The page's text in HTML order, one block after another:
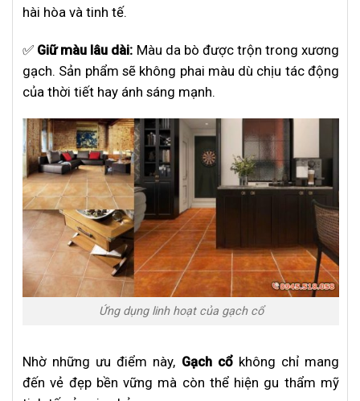
hài hòa và tinh tế.
✅ Giữ màu lâu dài: Màu da bò được trộn trong xương
gạch. Sản phẩm sẽ không phai màu dù chịu tác động
của thời tiết hay ánh sáng mạnh.
Ứng dụng linh hoạt của gạch cổ
Nhờ những ưu điểm này, Gạch cổkhông chỉ mang
đến vẻ đẹp bền vững mà còn thể hiện gu thẩm mỹ